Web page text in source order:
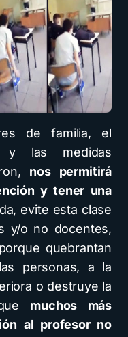
de familia, el
y las medidas
nos permitirá
y tener una
evite esta clase
y/o no docentes,
quebrantan
personas, a la
o destruye la
muchos más
al profesor no